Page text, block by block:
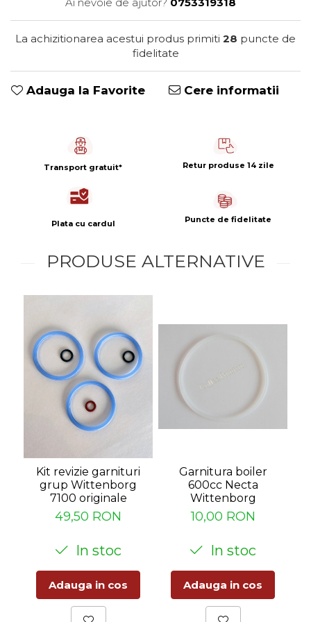
Capsule de CafeaAi nevoie de ajutor? 0753319318
La achizitionarea acestui produs primiti 28 puncte de
fidelitate
Adauga la Favorite Cere informatii
Transport gratuit* Retur produse 14 zile
Plata cu cardul Puncte de fidelitate
PRODUSE ALTERNATIVE
Kit revizie garnituri
grup Wittenborg
7100 originale
49,50 RON
In stoc
Adauga in cos
Garnitura boiler
600cc Necta
Wittenborg
10,00 RON
In stoc
Adauga in cos